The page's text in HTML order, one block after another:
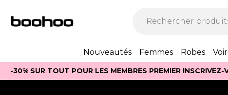
Nouveautés Femmes Robes
-30% SUR TOUT POUR LES MEMBRES PREMIER INSCRIVEZ-